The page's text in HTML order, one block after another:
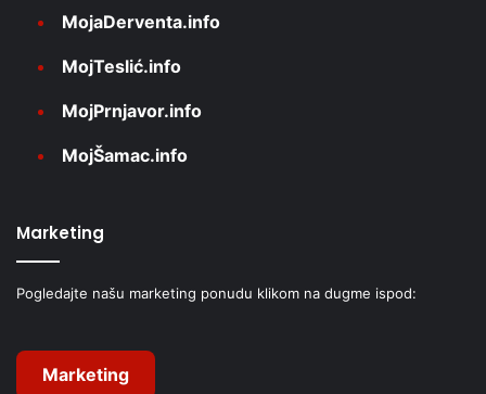
MojaDerventa.info
MojTeslić.info
MojPrnjavor.info
MojŠamac.info
Marketing
Pogledajte našu marketing ponudu klikom na dugme ispod:
Marketing